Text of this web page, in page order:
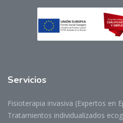
Servicios
Fisioterapia invasiva (Expertos en
Tratamientos individualizados